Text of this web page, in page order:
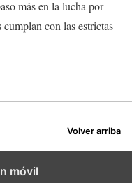
más en la lucha por
con las estrictas
Volver arriba
móvil